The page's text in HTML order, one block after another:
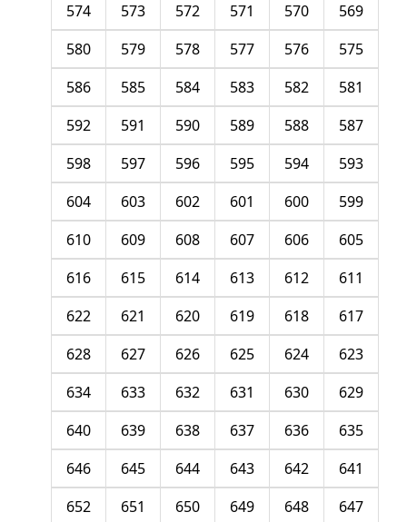
569
570
571
572
573
574
575
576
577
578
579
580
581
582
583
584
585
586
587
588
589
590
591
592
593
594
595
596
597
598
599
600
601
602
603
604
605
606
607
608
609
610
611
612
613
614
615
616
617
618
619
620
621
622
623
624
625
626
627
628
629
630
631
632
633
634
635
636
637
638
639
640
641
642
643
644
645
646
647
648
649
650
651
652